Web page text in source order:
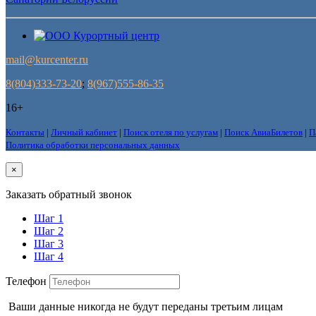
mail@kurcenter.ru
8(804)333-73-20; 8(967)555-86-35
16+
Контакты | Личный кабинет | Поиск отеля по услугам | Поиск АвиаБилетов |
Политика обработки персональных данных
×
Заказать обратный звонок
Шаг 1
Шаг 2
Шаг 3
Шаг 4
Телефон
Ваши данные никогда не будут переданы третьим лицам